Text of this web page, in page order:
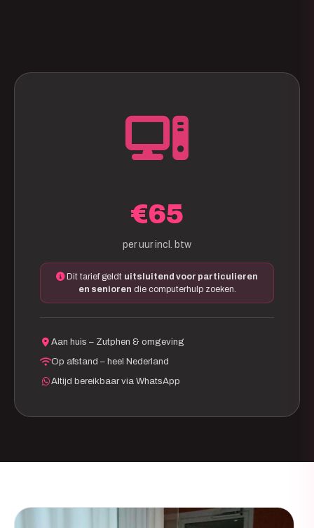
€65
per uur incl. btw
Dit tarief geldt uitsluitend voor particulieren
en senioren die computerhulp zoeken.
Aan huis – Zutphen & omgeving
Op afstand – heel Nederland
Altijd bereikbaar via WhatsApp